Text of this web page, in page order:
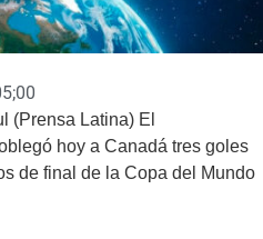
(Prensa Latina) El
hoy a Canadá tres goles
de final de la Copa del Mundo